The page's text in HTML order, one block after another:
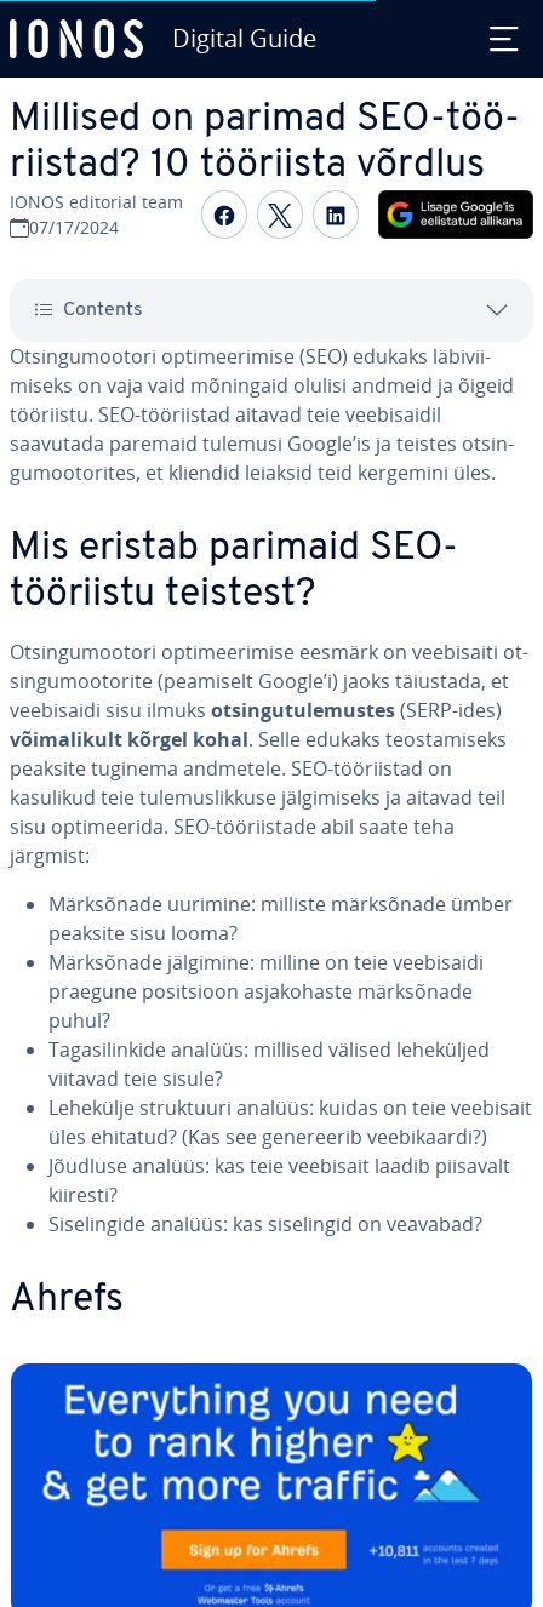
Digital Guide
Millised on parimad SEO-töö­
riis­tad? 10 tööriista võrdlus
IONOS editorial team
07/17/2024
Share on Facebook
Share on Twitter
Share on
Contents
Ot­sin­gu­moo­tori op­ti­mee­ri­mise (SEO) edukaks lä­bi­vii­
miseks on vaja vaid mõningaid olulisi andmeid ja õigeid
tööriistu. SEO-töö­riis­tad aitavad teie vee­bi­sai­dil
saavutada paremaid tulemusi Google’is ja teistes ot­sin­
gu­moo­to­ri­tes, et kliendid leiaksid teid kergemini üles.
Mis eristab parimaid SEO-
tööriistu teistest?
Ot­sin­gu­moo­tori op­ti­mee­ri­mise eesmärk on vee­bi­saiti ot­
sin­gu­moo­to­rite (peamiselt Google’i) jaoks täiustada, et
vee­bi­saidi sisu ilmuks ot­sin­gu­tu­le­mus­tes(SERP-ides)
või­ma­li­kult kõrgel kohal. Selle edukaks teos­ta­miseks
peaksite tuginema andmetele. SEO-töö­riis­tad on
kasulikud teie tu­le­mus­lik­kuse jäl­gi­miseks ja aitavad teil
sisu op­ti­mee­rida. SEO-töö­riis­tade abil saate teha
järgmist:
Märk­sõ­nade uurimine: milliste märk­sõ­nade ümber
peaksite sisu looma?
Märk­sõ­nade jälgimine: milline on teie vee­bi­saidi
praegune po­sit­sioon as­ja­ko­haste märk­sõ­nade
puhul?
Ta­ga­si­lin­kide analüüs: millised välised le­he­kül­jed
viitavad teie sisule?
Lehekülje struk­tuuri analüüs: kuidas on teie veebisait
üles ehitatud? (Kas see ge­ne­ree­rib vee­bi­kaardi?)
Jõudluse analüüs: kas teie veebisait laadib piisavalt
kiiresti?
Si­se­lin­gide analüüs: kas si­se­lin­gid on veavabad?
Ahrefs